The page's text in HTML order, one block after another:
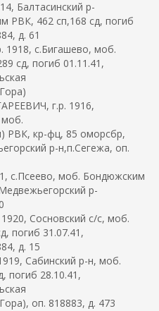
Балтасинский р-
РВК, 462 сп,168 сд, погиб
д. 61
с.Бигашево, моб.
сд, погиб 01.11.41,
г.р. 1916,
моб.
РВК, кр-фц, 85 оморсбр,
р-н,п.Сегежа, оп.
с.Псеево, моб. Бондюжским
р-
Сосновский с/с, моб.
погиб 31.07.41,
д. 15
Сабинский р-н, моб.
погиб 28.10.41,
оп. 818883, д. 473